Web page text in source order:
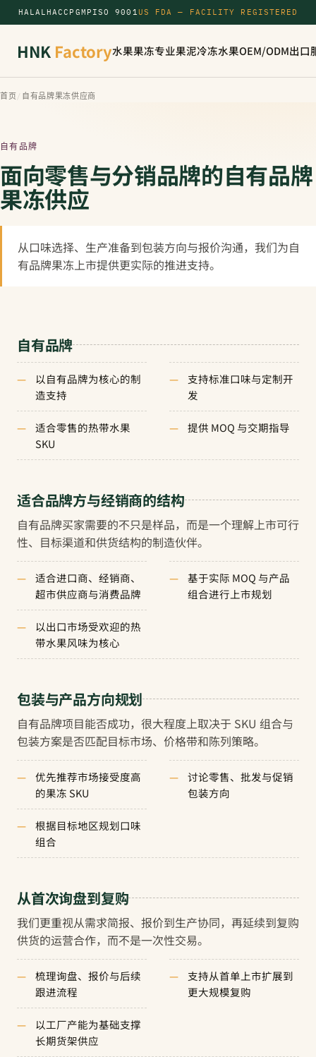
HALALHACCP GMP ISO 9001US FDA — FACILITY REGISTERED
HNK Factory水果果冻专业果泥冷冻水果OEM/ODM出口
首页 / 自有品牌果冻供应商
自有品牌
面向零售与分销品牌的自有品牌
果冻供应
从口味选择、生产准备到包装方向与报价沟通，我们为自
有品牌果冻上市提供更实际的推进支持。
自有品牌
以自有品牌为核心的制
造支持
支持标准口味与定制开
发
适合零售的热带水果
SKU
提供 MOQ 与交期指导
适合品牌方与经销商的结构
自有品牌买家需要的不只是样品，而是一个理解上市可行
性、目标渠道和供货结构的制造伙伴。
适合进口商、经销商、
超市供应商与消费品牌
基于实际 MOQ 与产品
组合进行上市规划
以出口市场受欢迎的热
带水果风味为核心
包装与产品方向规划
自有品牌项目能否成功，很大程度上取决于 SKU 组合与
包装方案是否匹配目标市场、价格带和陈列策略。
优先推荐市场接受度高
的果冻 SKU
讨论零售、批发与促销
包装方向
根据目标地区规划口味
组合
从首次询盘到复购
我们更重视从需求简报、报价到生产协同，再延续到复购
供货的运营合作，而不是一次性交易。
梳理询盘、报价与后续
跟进流程
支持从首单上市扩展到
更大规模复购
以工厂产能为基础支撑
长期货架供应